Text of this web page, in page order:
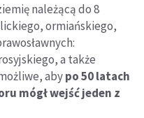
należącą do 8
ormiańskiego,
a także
abypo 50 latach
mógł wejść jeden z